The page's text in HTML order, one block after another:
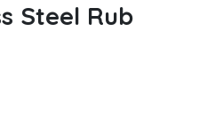
Steel Rub